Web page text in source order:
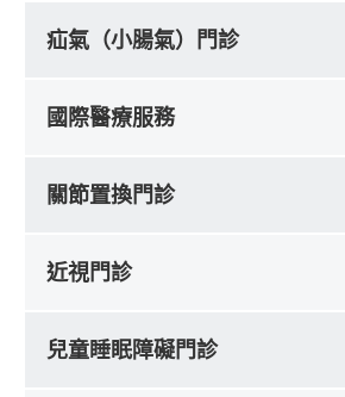
疝氣（小腸氣）門診
國際醫療服務
關節置換門診
近視門診
兒童睡眠障礙門診